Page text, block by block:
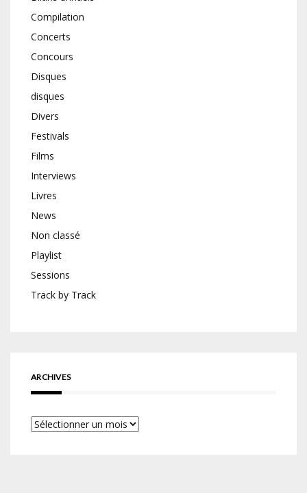
Compilation
Concerts
Concours
Disques
disques
Divers
Festivals
Films
Interviews
Livres
News
Non classé
Playlist
Sessions
Track by Track
ARCHIVES
Archives